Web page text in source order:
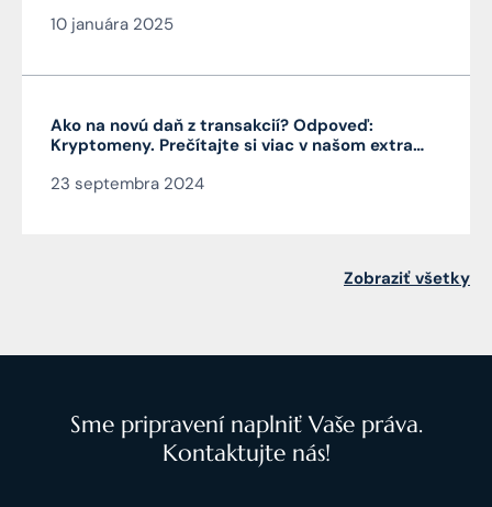
10 januára 2025
Ako na novú daň z transakcií? Odpoveď:
Kryptomeny. Prečítajte si viac v našom extra
Čarnogurského
23 septembra 2024
Zobraziť všetky
Sme pripravení naplniť Vaše práva.
Kontaktujte nás!